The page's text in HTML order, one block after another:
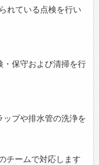
れている点検を行い
保守および清掃を行
プや排水管の洗浄を
チームで対応します